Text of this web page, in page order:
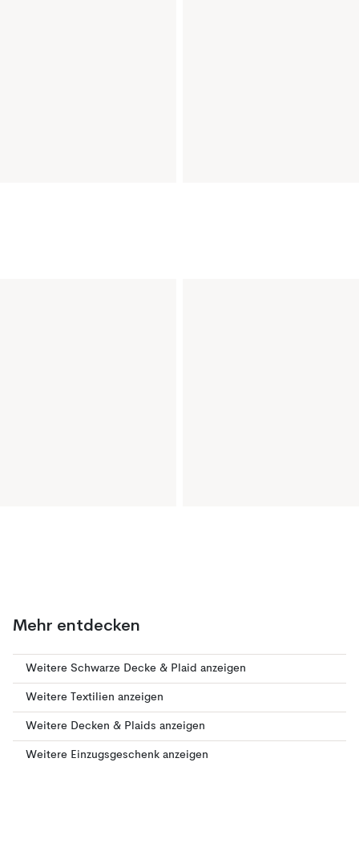
Mehr entdecken
Weitere Schwarze Decke & Plaid anzeigen
Weitere Textilien anzeigen
Weitere Decken & Plaids anzeigen
Weitere Einzugsgeschenk anzeigen